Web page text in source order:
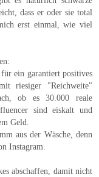
dass er oder sie total
erst einmal, wie viel
ein garantiert positives
riesiger "Reichweite"
ob es 30.000 reale
sind eiskalt und
Geld.
aus der Wäsche, denn
Instagram.
abschaffen, damit nicht